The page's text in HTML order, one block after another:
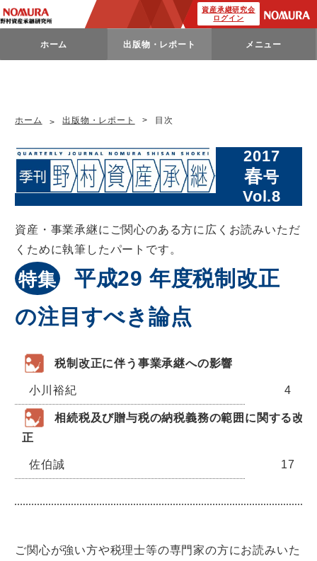
資産承継研究会
ログイン
ホーム 出版物・レポート メニュー
ホーム 出版物・レポート 目次
2017
春号
Vol.8
資産・事業承継にご関心のある方に広くお読みいただ
くために執筆したパートです。
特集
平成29 年度税制改正
の注目すべき論点
税制改正に伴う事業承継への影響
小川裕紀 4
相続税及び贈与税の納税義務の範囲に関する改
正
佐伯誠 17
ご関心が強い方や税理士等の専門家の方にお読みいた